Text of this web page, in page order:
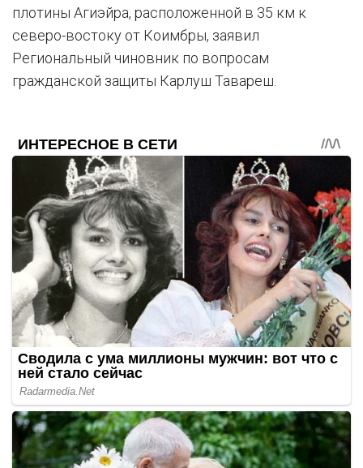
плотины Агиэйра, расположенной в 35 км к
северо-востоку от Коимбры, заявил
Региональный чиновник по вопросам
гражданской защиты Карлуш Тавареш.